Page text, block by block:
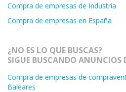
Compra de empresas de Industria
Compra de empresas en España
¿NO ES LO QUE BUSCAS?
SIGUE BUSCANDO ANUNCIOS
Compra de empresas de
Baleares